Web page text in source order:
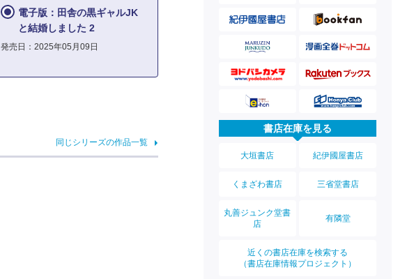
電子版：田舎の黒ギャルJK
と結婚しました 2
発売日：2025年05月09日
同じシリーズの作品一覧
書店在庫を見る
大垣書店 紀伊國屋書店
くまざわ書店 三省堂書店
丸善ジュンク堂書
店
有隣堂
近くの書店在庫を検索する
（書店在庫情報プロジェクト）